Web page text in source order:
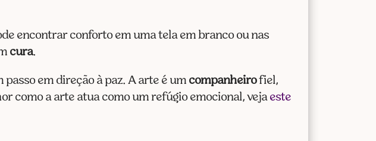
encontrar conforto em uma tela em branco ou nas
cura.
em direção à paz. A arte é um companheirofiel,
como a arte atua como um refúgio emocional, veja este